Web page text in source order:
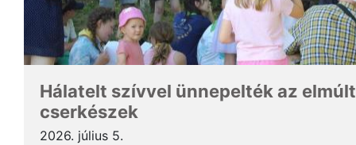
Hálatelt szívvel ünnepelték az
cserkészek
2026. július 5.